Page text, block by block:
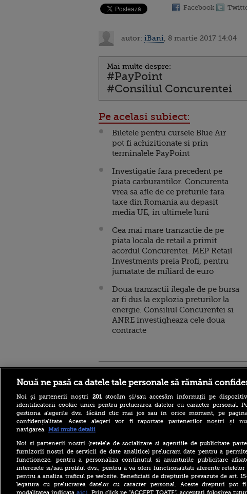
Facebook
autor: iBani , 8 martie 2017 14:04
Mai multe despre:
#PayPoint
#Consiliul Concurentei
Pe acelasi subiect:
Biletele pentru cursele Blue Air
pot fi achizitionate si prin
terminalele PayPoint
Investigatie fara precedent pe
piata carburantilor. Concurenta
vrea sa afle de ce preturile fara
taxe din Romania au depasit
media UE, in ultimele luni
Cea mai mare tranzactie de pe
piata locala de retail a primit
acordul Concurentei. MEP Retail
Investments preia Profi, pentru
jumatate de miliard de euro
Doua tranzactii ilegale de pe bursa
ar fi dus la explozia preturilor la
energie. Consiliul Concurentei si
ANRE investigheaza cele doua
contracte
negre” ia amploare în Rusia.
„Găsește-ți un soldat și când
va fi ucis vei primi 8
milioane de ruble”
Aflat în SUA, ministrul
britanic de Externe a evitat
să spună dacă îl mai
Nouă ne pasă ca datele tale personale să rămână
Noi și partenerii noștri 201stocăm și/sau accesăm informații pe
identificatorii cookie unici pentru prelucrarea datelor cu caracter personal.
gestiona alegerile dvs. făcând clic mai jos sau în orice moment, pe
confidențialitate. Aceste alegeri vor fi raportate partenerilor noștri și
navigarea. Mai multe detalii
Noi si partenerii nostri (retelele de socializare si agentiile de publicitate
furnizorii nostri de servicii de date analitice) prelucram date pentru a
functioneze, pentru a personaliza continutul si anunturile publicitare
interesele si/sau profilul dvs., pentru a va oferi functionalitati aferente retelelor
pentru a analiza traficul pe website. Beneficiati de drepturile prevazute de art.
legatura cu prelucrarea datelor cu caracter personal. Aceste drepturi pot
aici